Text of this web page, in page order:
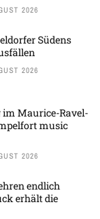
2026
Südens
2026
im Maurice-Ravel-
music
2026
endlich
erhält die